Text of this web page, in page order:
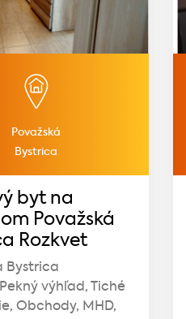
Považská
Bystrica
byt na
Považská
Rozkvet
Bystrica
výhľad, Tiché
Obchody, MHD,